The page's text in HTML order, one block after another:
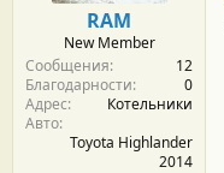
RAM
New Member
Сообщения
12
Благодарности
0
Адрес
Котельники
Авто
Toyota Highlander
2014